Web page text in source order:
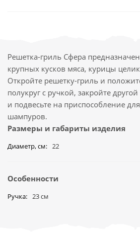
Решетка-гриль Сфера
крупных кусков мяса, курицы
Откройте решетку-гриль и
полукруг с ручкой, закройте
и подвесьте на приспособление
шампуров.
Размеры и габариты изделия
Диаметр, см 22
Особенности
Ручка 23 см